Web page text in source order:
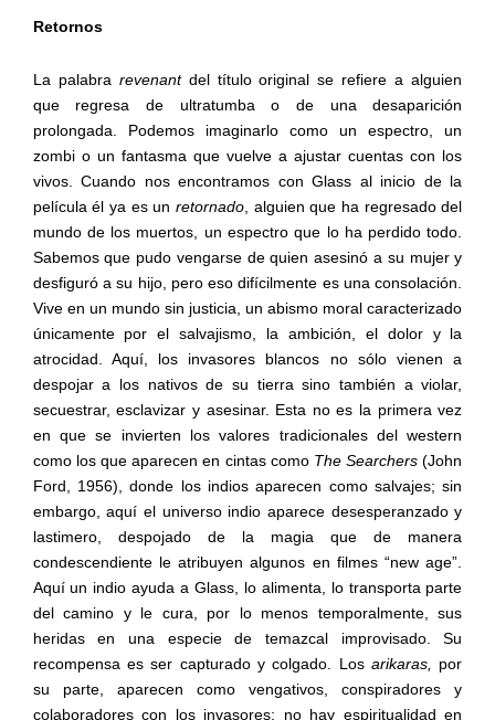
Retornos
La palabra revenantdel título original se refiere a alguien
que regresa de ultratumba o de una desaparición
prolongada. Podemos imaginarlo como un espectro, un
zombi o un fantasma que vuelve a ajustar cuentas con los
vivos. Cuando nos encontramos con Glass al inicio de la
película él ya es un retornado , alguien que ha regresado del
mundo de los muertos, un espectro que lo ha perdido todo.
Sabemos que pudo vengarse de quien asesinó a su mujer y
desfiguró a su hijo, pero eso difícilmente es una consolación.
Vive en un mundo sin justicia, un abismo moral caracterizado
únicamente por el salvajismo, la ambición, el dolor y la
atrocidad. Aquí, los invasores blancos no sólo vienen a
despojar a los nativos de su tierra sino también a violar,
secuestrar, esclavizar y asesinar. Esta no es la primera vez
en que se invierten los valores tradicionales del western
como los que aparecen en cintas como The Searchers (John
Ford, 1956), donde los indios aparecen como salvajes; sin
embargo, aquí el universo indio aparece desesperanzado y
lastimero, despojado de la magia que de manera
condescendiente le atribuyen algunos en filmes “new age”.
Aquí un indio ayuda a Glass, lo alimenta, lo transporta parte
del camino y le cura, por lo menos temporalmente, sus
heridas en una especie de temazcal improvisado. Su
recompensa es ser capturado y colgado. Losarikaras,
por
su parte, aparecen como vengativos, conspiradores y
colaboradores con los invasores; no hay espiritualidad en